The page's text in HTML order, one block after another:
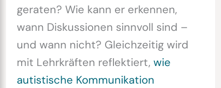
geraten? Wie kann er erkennen,
wann Diskussionen sinnvoll sind –
und wann nicht? Gleichzeitig wird
mit Lehrkräften reflektiert, wie
autistische Kommunikation